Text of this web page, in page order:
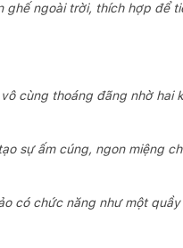
ngoài trời, thích hợp để
cùng thoáng đãng nhờ hai
sự ấm cúng, ngon miệng
có chức năng như một quầy